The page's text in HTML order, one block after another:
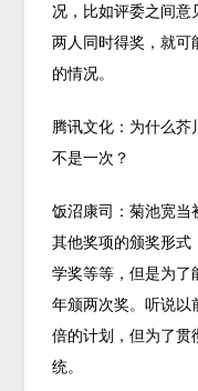
况，比如评委之间意
两人同时得奖，就可
的情况。
腾讯文化：为什么
不是一次？
饭沼康司：菊池宽当
其他奖项的颁奖形式
学奖等等，但是为了
年颁两次奖。听说以
倍的计划，但为了贯
统。